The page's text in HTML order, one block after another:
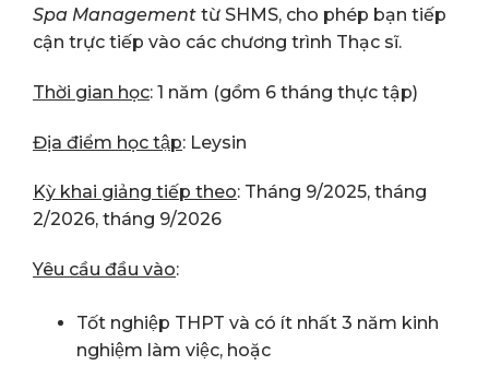
Spa Management từ SHMS, cho phép bạn tiếp
cận trực tiếp vào các chương trình Thạc sĩ.
Thời gian học: 1 năm (gồm 6 tháng thực tập)
Địa điểm học tập: Leysin
Kỳ khai giảng tiếp theo: Tháng 9/2025, tháng
2/2026, tháng 9/2026
Yêu cầu đầu vào:
Tốt nghiệp THPT và có ít nhất 3 năm kinh
nghiệm làm việc, hoặc